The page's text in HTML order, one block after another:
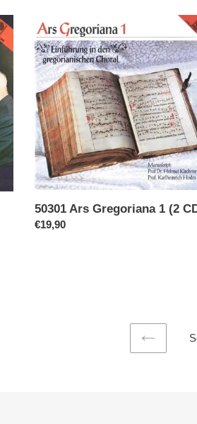
50301
Ars
Gregoriana
1
(2
CDs)
50301 Ars Gregoriana 1 (2
Normaler
€19,90